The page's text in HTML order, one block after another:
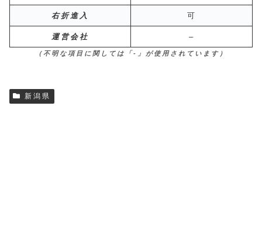
右折進入 可
運営会社 –
（不明な項目に関しては「-」が使用されています）
新潟県